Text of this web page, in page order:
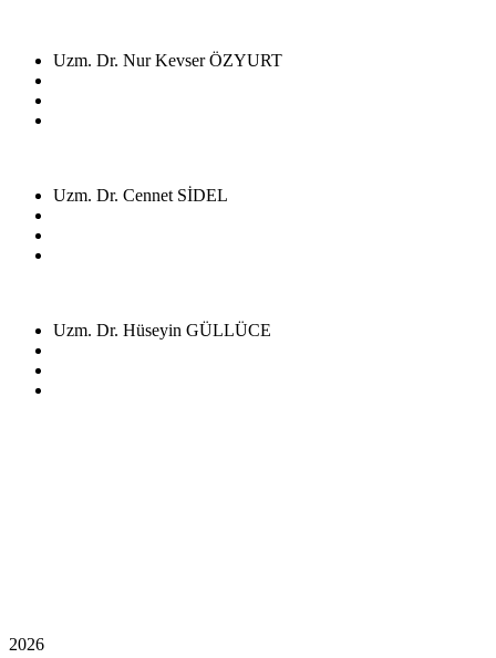
Uzm. Dr. Nur Kevser ÖZYURT
Uzm. Dr. Cennet SİDEL
Uzm. Dr. Hüseyin GÜLLÜCE
2026